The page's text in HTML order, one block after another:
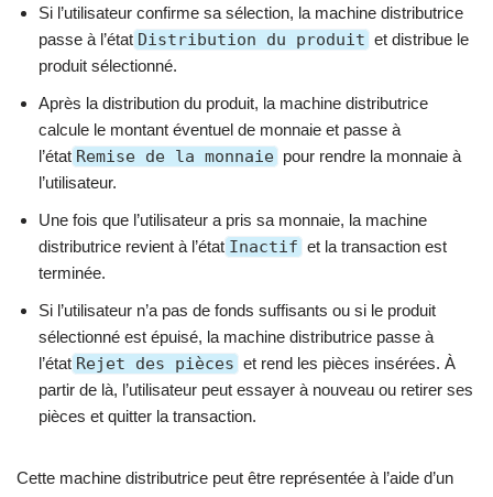
Si l’utilisateur confirme sa sélection, la machine distributrice
passe à l’état Distribution du produit et distribue le
produit sélectionné.
Après la distribution du produit, la machine distributrice
calcule le montant éventuel de monnaie et passe à
l’état Remise de la monnaie pour rendre la monnaie à
l’utilisateur.
Une fois que l’utilisateur a pris sa monnaie, la machine
distributrice revient à l’état Inactif et la transaction est
terminée.
Si l’utilisateur n’a pas de fonds suffisants ou si le produit
sélectionné est épuisé, la machine distributrice passe à
l’état Rejet des pièces et rend les pièces insérées. À
partir de là, l’utilisateur peut essayer à nouveau ou retirer ses
pièces et quitter la transaction.
Cette machine distributrice peut être représentée à l’aide d’un